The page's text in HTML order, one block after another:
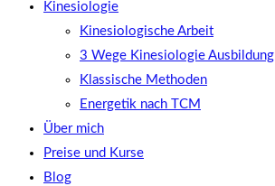
Kinesiologie
Kinesiologische Arbeit
3 Wege Kinesiologie Ausbildung
Klassische Methoden
Energetik nach TCM
Über mich
Preise und Kurse
Blog